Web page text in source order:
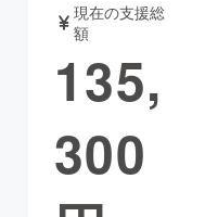
書籍・雑誌
チャレンジ
現在の支援総
額
135,
300